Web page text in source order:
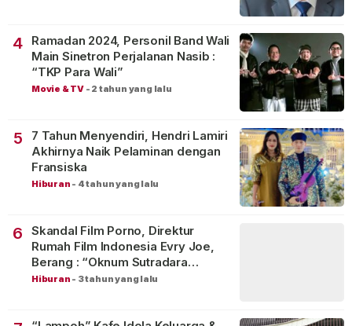
4
Ramadan 2024, Personil Band Wali
Main Sinetron Perjalanan Nasib :
“TKP Para Wali”
Movie & TV - 2 tahun yang lalu
5
7 Tahun Menyendiri, Hendri Lamiri
Akhirnya Naik Pelaminan dengan
Fransiska
Hiburan - 4 tahun yang lalu
6
Skandal Film Porno, Direktur
Rumah Film Indonesia Evry Joe,
Berang : “Oknum Sutradara
Merusak Perfilman Indonesia”!
Hiburan - 3 tahun yang lalu